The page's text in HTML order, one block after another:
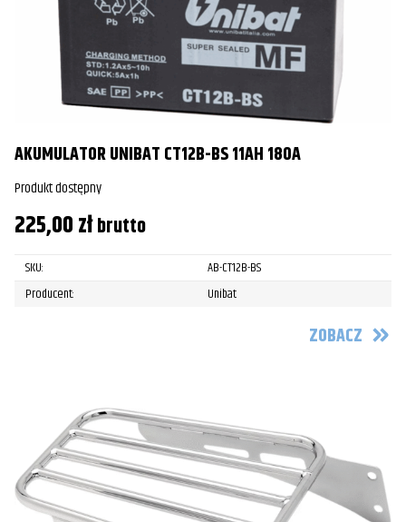
AKUMULATOR UNIBAT CT12B-BS 11AH 180A
Produkt dostępny
225,00złbrutto
SKU:
AB-CT12B-BS
Producent:
Unibat
ZOBACZ